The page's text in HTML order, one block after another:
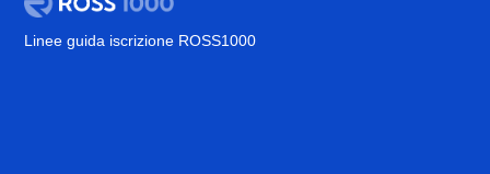
Linee guida iscrizione ROSS1000